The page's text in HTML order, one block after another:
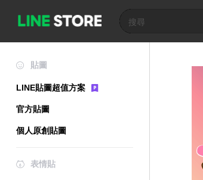
貼圖
LINE貼圖超值方案
官方貼圖
個人原創貼圖
表情貼